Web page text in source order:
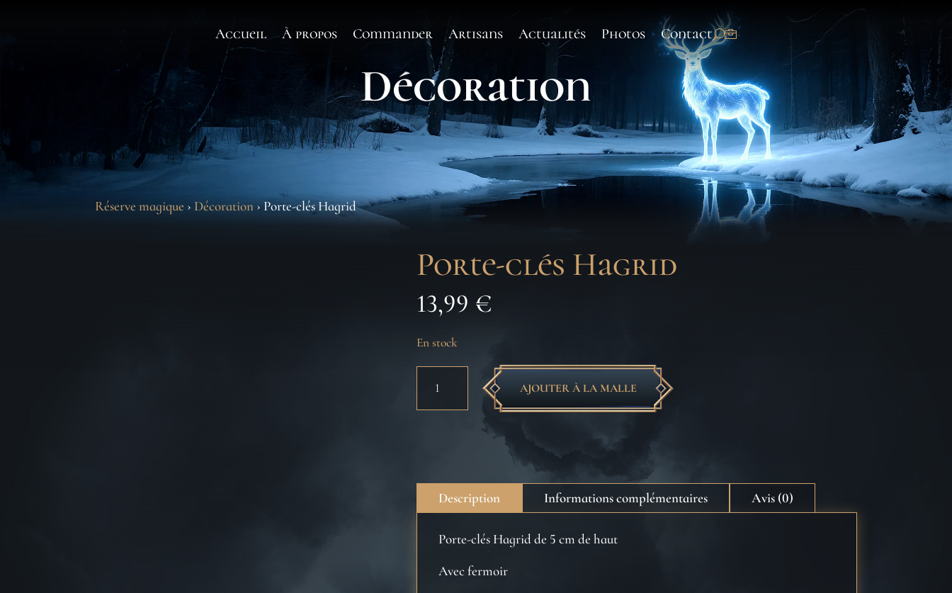
Accueil À propos Commander Artisans Actualités Photos Contact
Décoration
Réserve magique › Décoration› Porte-clés Hagrid
Porte-clés Hagrid
13,99 €
En stock
Porte-
AJOUTER À LA MALLE
Description Informations complémentaires Avis (0)
Porte-clés Hagrid de 5 cm de haut
Avec fermoir